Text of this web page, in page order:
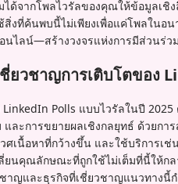
ด้จากโพลไวรัลของคุณให้ข้อมูลเชิ
งที่ค้นพบนี้ไม่เพียงเพื่อแค่โพลในอ
นไลน์—สร้างวงจรแห่งการมีส่วนร่ว
ชี่ยวชาญการเติบโตของ
LinkedIn Polls แบบไวรัลในปี
และการขยายผลเชิงกลยุทธ์ ด้วยก
ศเนื้อหาที่กว้างขึ้น และใช้บริการเ
นคุณลักษณะที่ถูกใช้ไม่เต็มที่นี้ให้กล
าญและธุรกิจที่เชี่ยวชาญแนวทางนี้